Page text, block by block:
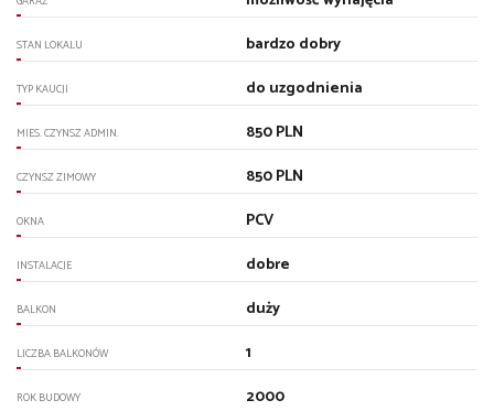
STAN LOKALU bardzo dobry
TYP KAUCJI do uzgodnienia
MIES. CZYNSZ ADMIN. 850 PLN
CZYNSZ ZIMOWY 850 PLN
OKNA PCV
INSTALACJE dobre
BALKON duży
LICZBA BALKONÓW 1
ROK BUDOWY 2000